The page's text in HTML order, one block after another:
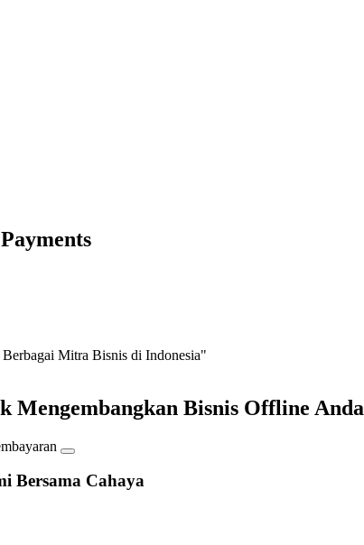
Payments
Mitra Bisnis di Indonesia"
Mengembangkan Bisnis Offline Anda
Bersama Cahaya